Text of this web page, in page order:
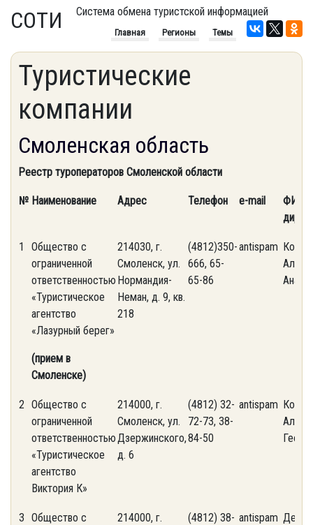
СОТИ Система обмена туристской информацией
Главная Регионы Темы
Туристические
компании
Смоленская область
Реестр туроператоров Смоленской области
№ Наименование Адрес Телефон e-mail
ФИО
1
Общество с
ограниченной
ответственностью
«Туристическое
агентство
«Лазурный берег»
(прием в
Смоленске)
214030, г.
Смоленск, ул.
Нормандия-
Неман, д. 9, кв.
218
(4812)350-
666, 65-
65-86
antispam Котяш
2 Общество с
ограниченной
ответственностью
«Туристическое
агентство
Виктория К»
214000, г.
Смоленск, ул.
Дзержинского,
д. 6
(4812) 32-
72-73, 38-
84-50
antispam
3 Общество с
214000, г.
(4812) 38- antispam